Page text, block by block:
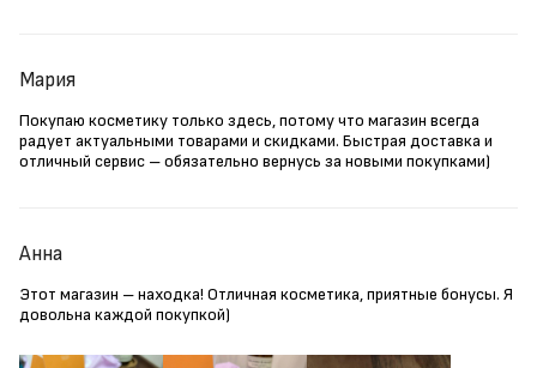
Мария
Покупаю косметику только здесь, потому что магазин всегда
радует актуальными товарами и скидками. Быстрая доставка и
отличный сервис – обязательно вернусь за новыми покупками)
Анна
Этот магазин – находка! Отличная косметика, приятные бонусы. Я
довольна каждой покупкой)